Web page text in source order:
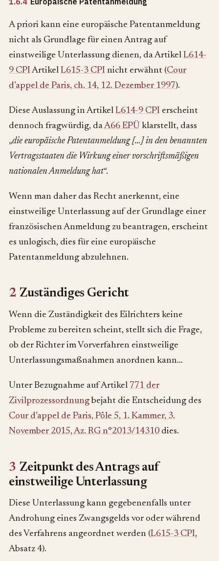
A priori kann eine europäische Patentanmeldung
nicht als Grundlage für einen Antrag auf
einstweilige Unterlassung dienen, da Artikel L614-
9 CPI Artikel L615-3 CPI nicht erwähnt (Cour
d’appel de Paris, ch. 14, 12. Dezember 1997).
Diese Auslassung in Artikel L614-9 CPI erscheint
dennoch fragwürdig, daA66 EPÜ klarstellt, dass
„die europäische Patentanmeldung […] in den benannten
Vertragsstaaten die Wirkung einer vorschriftsmäßigen
nationalen Anmeldung hat“.
Wenn man daher das Recht anerkennt, eine
einstweilige Unterlassung auf der Grundlage einer
französischen Anmeldung zu beantragen, erscheint
es unlogisch, dies für eine europäische
Patentanmeldung abzulehnen.
2 Zuständiges Gericht
Wenn die Zuständigkeit des Eilrichters keine
Probleme zu bereiten scheint, stellt sich die Frage,
ob der Richter im Vorverfahren einstweilige
Unterlassungsmaßnahmen anordnen kann…
Unter Bezugnahme auf Artikel 771 der
Zivilprozessordnung bejaht die Entscheidung des
Cour d’appel de Paris, Pôle 5, 1. Kammer, 3.
November 2015, Az. RG n°2013/14310 dies.
3 Zeitpunkt des Antrags auf
einstweilige Unterlassung
Diese Unterlassung kann gegebenenfalls unter
Androhung eines Zwangsgelds vor oder während
des Verfahrens angeordnet werden (L615-3 CPI,
Absatz 4).